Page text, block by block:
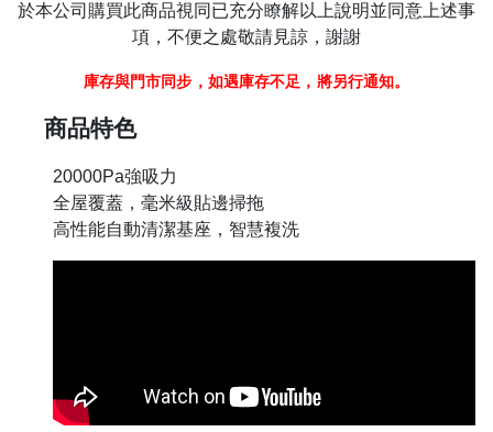
於本公司購買此商品視同已充分瞭解以上說明並同意上述事
項，不便之處敬請見諒，謝謝
庫存與門市同步，如遇庫存不足，將另行通知。
商品特色
20000Pa強吸力
全屋覆蓋，毫米級貼邊掃拖
高性能自動清潔基座，智慧複洗